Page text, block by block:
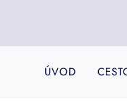
ÚVOD